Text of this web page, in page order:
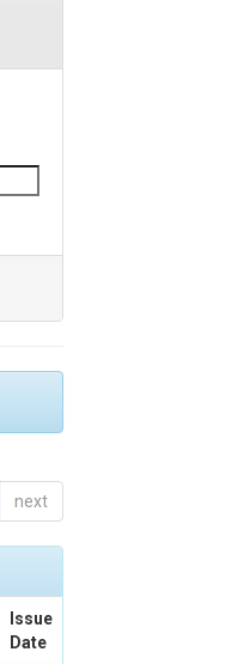
next
Issue
Date